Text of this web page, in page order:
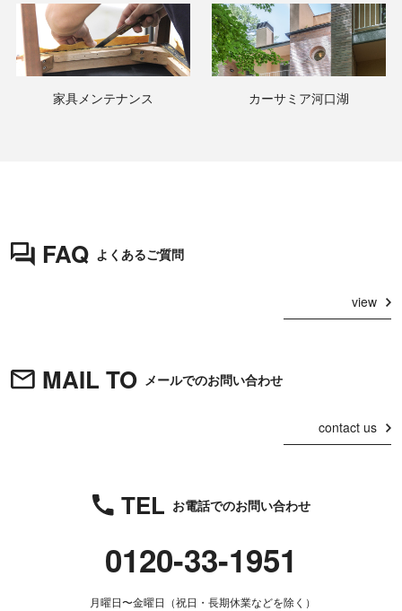
家具メンテナンス カーサミア河口湖
FAQ よくあるご質問
view
MAIL TO メールでのお問い合わせ
contact us
TEL お電話でのお問い合わせ
0120-33-1951
月曜日〜金曜日（祝日・長期休業などを除く）